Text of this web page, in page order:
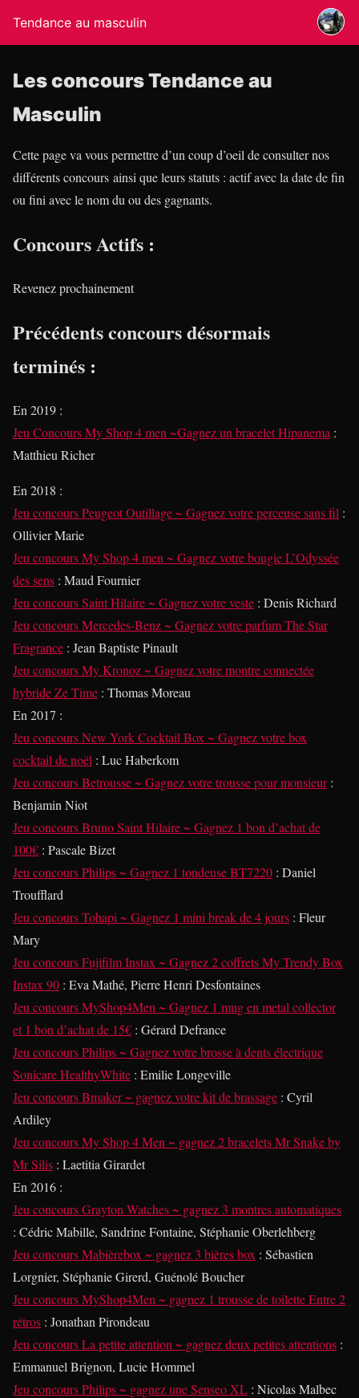
Tendance au masculin
Les concours Tendance au
Masculin
Cette page va vous permettre d’un coup d’oeil de consulter nos
différents concours ainsi que leurs statuts : actif avec la date de fin
ou fini avec le nom du ou des gagnants.
Concours Actifs :
Revenez prochainement
Précédents concours désormais
terminés :
En 2019 :
Jeu Concours My Shop 4 men ~Gagnez un bracelet Hipanema :
Matthieu Richer
En 2018 :
Jeu concours Peugeot Outillage ~ Gagnez votre perceuse sans fil :
Ollivier Marie
Jeu concours My Shop 4 men ~ Gagnez votre bougie L’Odyssée
des sens : Maud Fournier
Jeu concours Saint Hilaire ~ Gagnez votre veste : Denis Richard
Jeu concours Mercedes-Benz ~ Gagnez votre parfum The Star
Fragrance : Jean Baptiste Pinault
Jeu concours My Kronoz ~ Gagnez votre montre connectée
hybride Ze Time : Thomas Moreau
En 2017 :
Jeu concours New York Cocktail Box ~ Gagnez votre box
cocktail de noël : Luc Haberkom
Jeu concours Betrousse ~ Gagnez votre trousse pour monsieur:
Benjamin Niot
Jeu concours Bruno Saint Hilaire ~ Gagnez 1 bon d’achat de
100€ : Pascale Bizet
Jeu concours Philips ~ Gagnez 1 tondeuse BT7220 : Daniel
Troufflard
Jeu concours Tohapi ~ Gagnez 1 mini break de 4 jours : Fleur
Mary
Jeu concours Fujifilm Instax ~ Gagnez 2 coffrets My Trendy Box
Instax 90 : Eva Mathé, Pierre Henri Desfontaines
Jeu concours MyShop4Men ~ Gagnez 1 mug en metal collector
et 1 bon d’achat de 15€ : Gérard Defrance
Jeu concours Philips ~ Gagnez votre brosse à dents électrique
Sonicare HealthyWhite : Emilie Longeville
Jeu concours Bmaker ~ gagnez votre kit de brassage : Cyril
Ardiley
Jeu concours My Shop 4 Men ~ gagnez 2 bracelets Mr Snake by
Mr Silis : Laetitia Girardet
En 2016 :
Jeu concours Grayton Watches ~ gagnez 3 montres automatiques
: Cédric Mabille, Sandrine Fontaine, Stéphanie Oberlehberg
Jeu concours Mabièrebox ~ gagnez 3 bières box : Sébastien
Lorgnier, Stéphanie Girerd, Guénolé Boucher
Jeu concours MyShop4Men ~ gagnez 1 trousse de toilette Entre 2
rétros : Jonathan Pirondeau
Jeu concours La petite attention ~ gagnez deux petites attentions :
Emmanuel Brignon, Lucie Hommel
Jeu concours Philips ~ gagnez une Senseo XL : Nicolas Malbec